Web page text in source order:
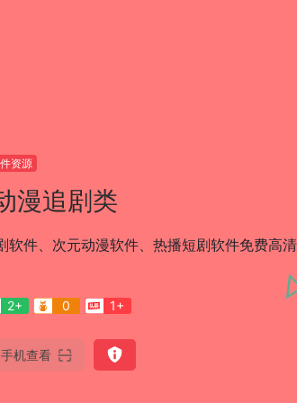
资源
漫追剧类
软件、次元动漫软件、热播短剧软件免费高
2+ 0 1+
手机查看